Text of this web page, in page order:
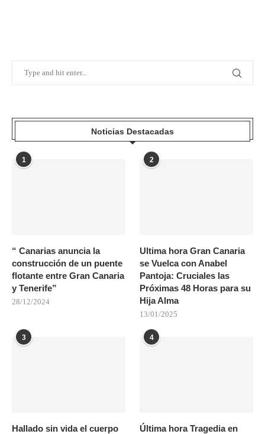
Noticias Destacadas
1
“ Canarias anuncia la
construcción de un puente
flotante entre Gran Canaria
y Tenerife”
28/12/2024
2
Ultima hora Gran Canaria
se Vuelca con Anabel
Pantoja: Cruciales las
Próximas 48 Horas para su
Hija Alma
13/01/2025
3
Hallado sin vida el cuerpo
4
Última hora Tragedia en